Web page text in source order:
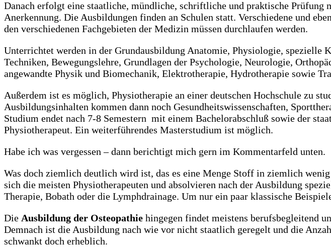
Danach erfolgt eine staatliche, mündliche, schriftliche und praktische Prüfung
Anerkennung. Die Ausbildungen finden an Schulen statt. Verschiedene und
den verschiedenen Fachgebieten der Medizin müssen durchlaufen werden.
Unterrichtet werden in der Grundausbildung Anatomie, Physiologie, spezielle
Techniken, Bewegungslehre, Grundlagen der Psychologie, Neurologie,
angewandte Physik und Biomechanik, Elektrotherapie, Hydrotherapie sowie
Außerdem ist es möglich, Physiotherapie an einer deutschen Hochschule zu
Ausbildungsinhalten kommen dann noch Gesundheitswissenschaften,
Studium endet nach 7-8 Semestern mit einem Bachelorabschluß sowie der
Physiotherapeut. Ein weiterführendes Masterstudium ist möglich.
Habe ich was vergessen – dann berichtigt mich gern im Kommentarfeld unten.
Was doch ziemlich deutlich wird ist, das es eine Menge Stoff in ziemlich
sich die meisten Physiotherapeuten und absolvieren nach der Ausbildung
Therapie, Bobath oder die Lymphdrainage. Um nur ein paar klassische
Die Ausbildung der Osteopathie hingegen findet meistens berufsbegleitend
Demnach ist die Ausbildung nach wie vor nicht staatlich geregelt und die
schwankt doch erheblich.